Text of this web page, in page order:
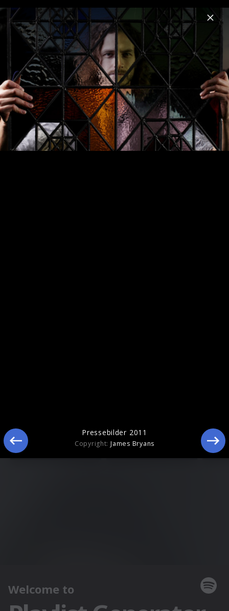
Menu
Gotye
Home News Musik Videos Fotos Biografie
Pressebilder 2011
Jonathan Jeremiah Snow Patrol
Pressebilder 2011
Copyright:James Bryans